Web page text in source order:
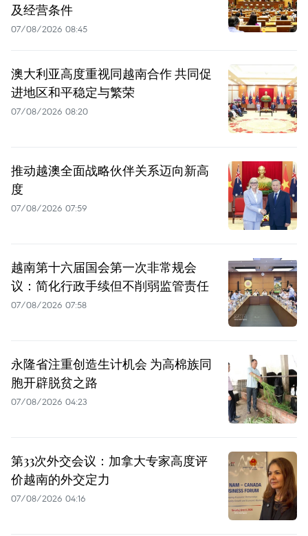
及经营条件
07/08/2026 08:45
澳大利亚高度重视同越南合作 共同促
进地区和平稳定与繁荣
07/08/2026 08:20
推动越澳全面战略伙伴关系迈向新高
度
07/08/2026 07:59
越南第十六届国会第一次非常规会
议：简化行政手续但不削弱监管责任
07/08/2026 07:58
永隆省注重创造生计机会 为高棉族同
胞开辟脱贫之路
07/08/2026 04:23
第33次外交会议：加拿大专家高度评
价越南的外交定力
07/08/2026 04:16